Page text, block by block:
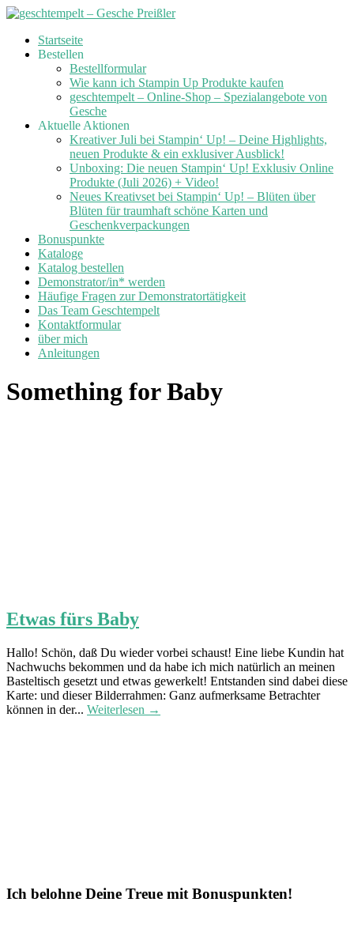
Skip
Startseite
Bestellen
Bestellformular
Wie kann ich Stampin Up Produkte kaufen
geschtempelt – Online-Shop – Spezialangebote von
Gesche
Aktuelle Aktionen
Kreativer Juli bei Stampin‘ Up! – Deine Highlights,
neuen Produkte & ein exklusiver Ausblick!
Unboxing: Die neuen Stampin‘ Up! Exklusiv Online
Produkte (Juli 2026) + Video!
Neues Kreativset bei Stampin‘ Up! – Blüten über
Blüten für traumhaft schöne Karten und
Geschenkverpackungen
Bonuspunkte
Kataloge
Katalog bestellen
Demonstrator/in* werden
Häufige Fragen zur Demonstratortätigkeit
Das Team Geschtempelt
Kontaktformular
über mich
Anleitungen
Something for Baby
Etwas fürs Baby
Hallo! Schön, daß Du wieder vorbei schaust! Eine liebe Kundin hat
Nachwuchs bekommen und da habe ich mich natürlich an meinen
Basteltisch gesetzt und etwas gewerkelt! Entstanden sind dabei diese
Karte: und dieser Bilderrahmen: Ganz aufmerksame Betrachter
können in der... Weiterlesen →
Ich belohne Deine Treue mit Bonuspunkten!